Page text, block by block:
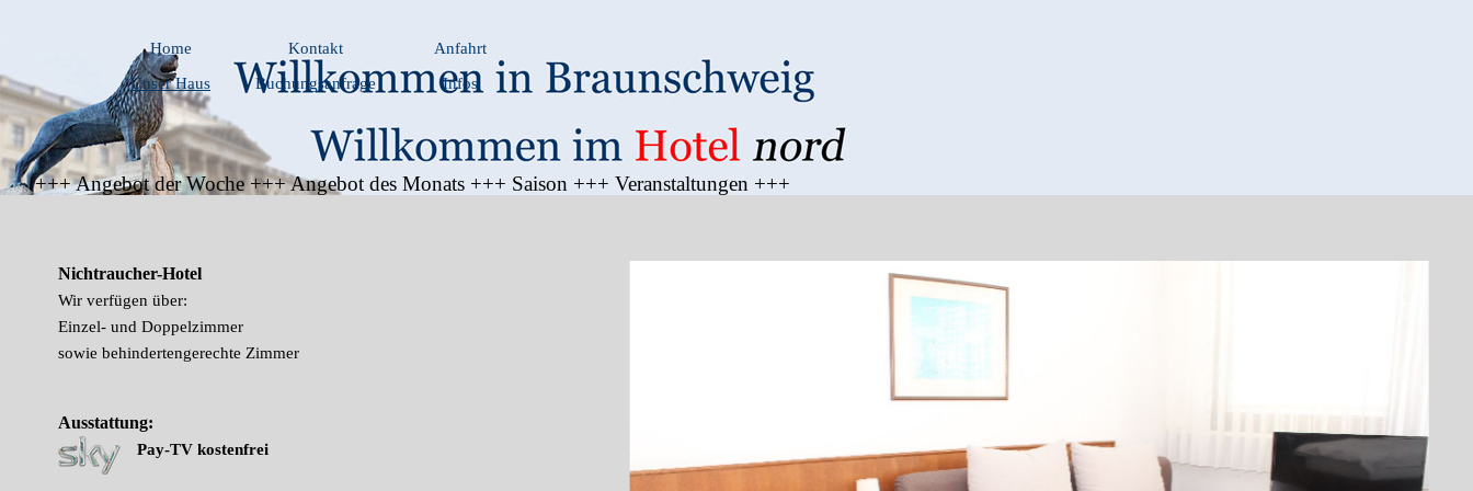
Menü überspringen
Home Kontakt
Anfahrt
Unser Haus
▼
Buchungsanfrage ▼
Infos ▼
+++ Angebot der Woche +++ Angebot des Monats +++ Saison +++ Veranstaltungen +++
Nichtraucher-Hotel
Wir verfügen über:
Einzel- und Doppelzimmer
sowie behindertengerechte Zimmer
Ausstattung:
Pay-TV kostenfrei